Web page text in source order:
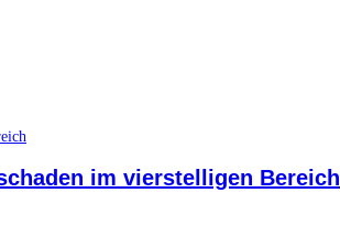
im vierstelligen Bereich